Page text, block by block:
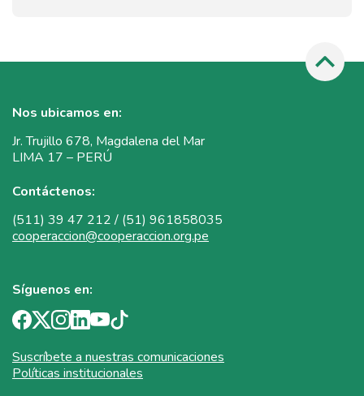
Nos ubicamos en:
Jr. Trujillo 678, Magdalena del Mar
LIMA 17 – PERÚ
Contáctenos:
(511) 39 47 212 / (51) 961858035
cooperaccion@cooperaccion.org.pe
Síguenos en:
Suscríbete a nuestras comunicaciones
Políticas institucionales